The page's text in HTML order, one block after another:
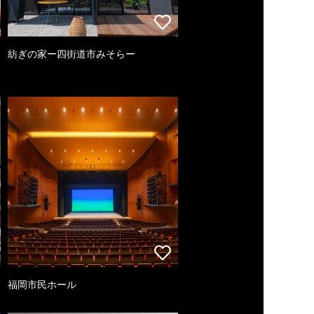
紡ぎの家ー四街道市みそらー
福岡市民ホール